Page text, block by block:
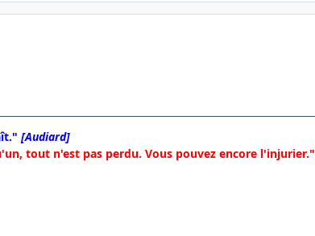
[Audiard]
tout n'est pas perdu. Vous pouvez encore l'injurier."